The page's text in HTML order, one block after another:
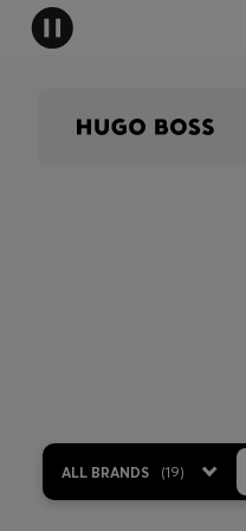
ALL BRANDS (19)